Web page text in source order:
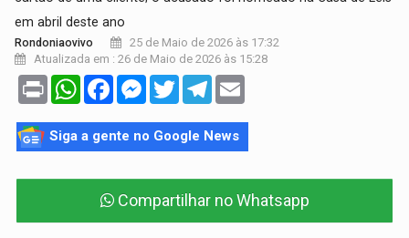
em abril deste ano
Rondoniaovivo
25 de Maio de 2026 às 17:32
Atualizada em : 26 de Maio de 2026 às 15:28
Print WhatsAppFacebookMessenger
TwitterTelegram
Siga a gente no Google News
Compartilhar no Whatsapp